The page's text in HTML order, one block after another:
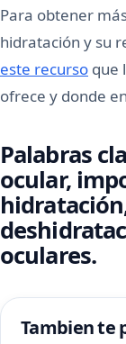
Para obtener
hidratación y su
este recurso que
ofrece y donde
Palabras
ocular,
oculares.
Tambien te